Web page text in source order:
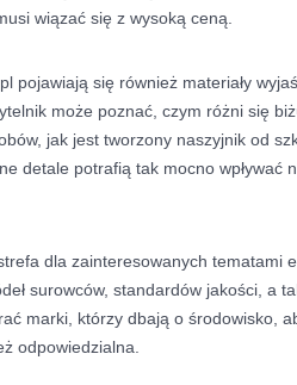
wiązać się z wysoką ceną.
pojawiają się również materiały
może poznać, czym różni się
jak jest tworzony naszyjnik od
detale potrafią tak mocno wpływać
dla zainteresowanych tematami
surowców, standardów jakości, a
marki, którzy dbają o środowisko,
odpowiedzialna.